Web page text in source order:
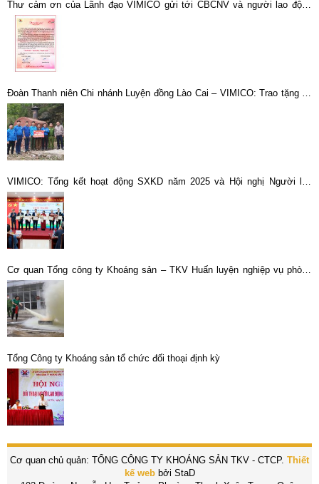
Thư cảm ơn của Lãnh đạo VIMICO gửi tới CBCNV và người lao động
nhân kỷ niệm 25 năm ngày thành lập Tổng công ty Khoáng sản – TKV
Đoàn Thanh niên Chi nhánh Luyện đồng Lào Cai – VIMICO: Trao tặng Lò
xử lý rác thải cho xã Tả Gia Khâu
VIMICO: Tổng kết hoạt động SXKD năm 2025 và Hội nghị Người lao
động năm 2026
Cơ quan Tổng công ty Khoáng sản – TKV Huấn luyện nghiệp vụ phòng
cháy, chữa cháy và cứu nạn, cứu hộ năm 2021
Tổng Công ty Khoáng sản tổ chức đối thoại định kỳ
Cơ quan chủ quản: TỔNG CÔNG TY KHOÁNG SẢN TKV - CTCP. Thiết
kế webbởi StaD